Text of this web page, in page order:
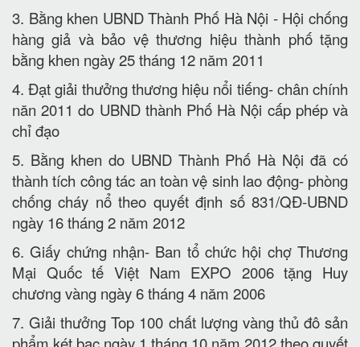
3. Bằng khen UBND Thành Phố Hà Nội - Hội chống
hàng giả và bảo vệ thương hiệu thành phố tặng
bằng khen ngày 25 tháng 12 năm 2011
4. Đạt giải thưởng thương hiệu nổi tiếng- chân chính
năn 2011 do UBND thành Phố Hà Nội cấp phép và
chỉ đạo
5. Bằng khen do UBND Thành Phố Hà Nội đã có
thành tích công tác an toàn vệ sinh lao động- phòng
chống cháy nổ theo quyết định số 831/QĐ-UBND
ngày 16 tháng 2 năm 2012
6. Giấy chứng nhận- Ban tổ chức hội chợ Thương
Mại Quốc tế Việt Nam EXPO 2006 tặng Huy
chương vàng ngày 6 tháng 4 năm 2006
7. Giải thưởng Top 100 chất lượng vàng thủ đô sản